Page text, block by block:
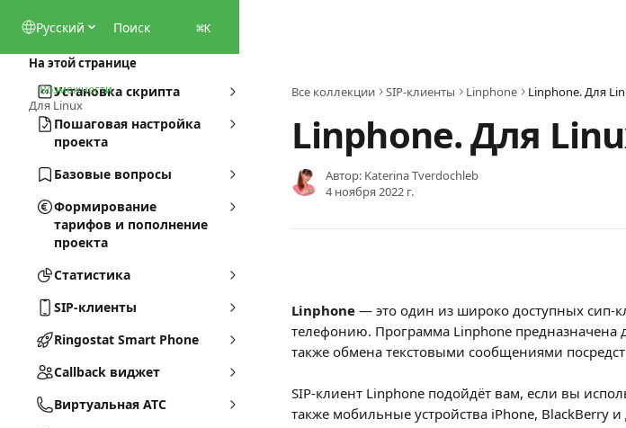
Pусский Поиск ⌘K
Установка скрипта
Пошаговая настройка
проекта
Базовые вопросы
Формирование
тарифов и пополнение
проекта
Статистика
SIP-клиенты
Ringostat Smart Phone
Callback виджет
Виртуальная АТС
Все коллекции SIP-клиенты Linphone Linphone. Для
Linphone. Для
Автор: Katerina Tverdochleb
4 ноября 2022 г.
Linphone — это один из широко доступных сип-
телефонию. Программа Linphone предназначена
также обмена текстовыми сообщениями
SIP-клиент Linphone подойдёт вам, если вы
также мобильные устройства iPhone, BlackBerry
На этой странице
Возможности
Для Linux